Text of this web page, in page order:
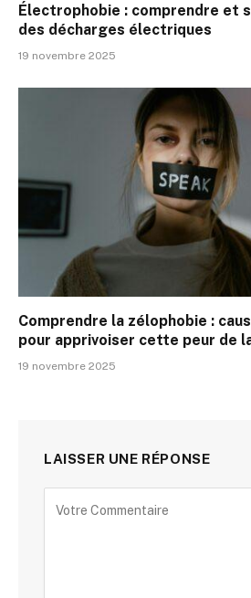
Électrophobie : comprendre et
des décharges électriques
19 novembre 2025
Comprendre la zélophobie :
pour apprivoiser cette peur de
19 novembre 2025
LAISSER UNE RÉPONSE